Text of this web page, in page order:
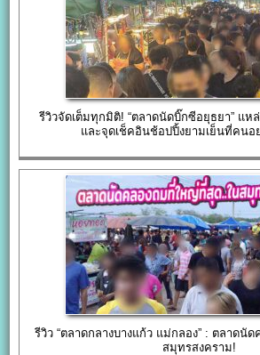
รีวิวจัดเต็มทุกมิติ! “ตลาดนัดบิ๊กซีอยุธยา” แ
และจุดเช็คอินช้อปปิ้งยามเย็นที่คนอ
รีวิว “ตลาดกลางบางแก้ว แม่กลอง” : ตลาดนั
สมุทรสงคราม!